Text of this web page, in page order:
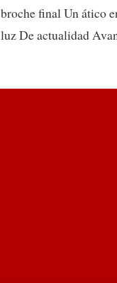
broche final Un ático
luz De actualidad